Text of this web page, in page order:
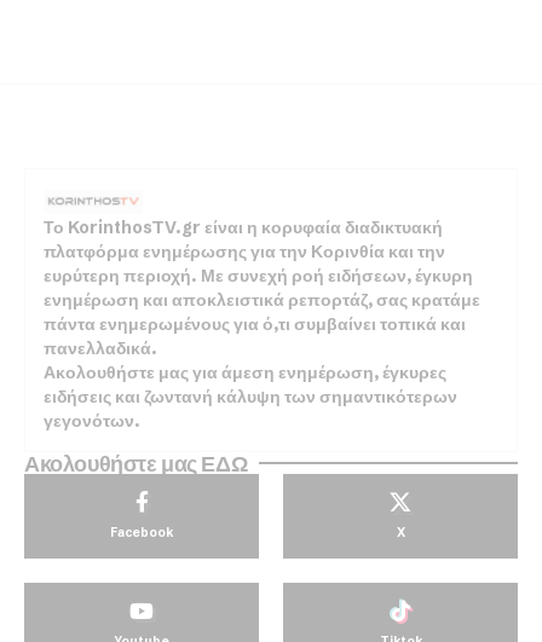
Το KorinthosTV.gr είναι η κορυφαία διαδικτυακή
πλατφόρμα ενημέρωσης για την Κορινθία και την
ευρύτερη περιοχή. Με συνεχή ροή ειδήσεων, έγκυρη
ενημέρωση και αποκλειστικά ρεπορτάζ, σας κρατάμε
πάντα ενημερωμένους για ό,τι συμβαίνει τοπικά και
πανελλαδικά.
Ακολουθήστε μας για άμεση ενημέρωση, έγκυρες
ειδήσεις και ζωντανή κάλυψη των σημαντικότερων
γεγονότων.
Ακολουθήστε μας ΕΔΩ
Facebook X